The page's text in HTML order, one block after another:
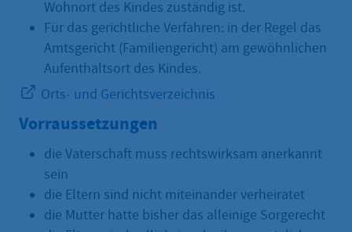
Wohnort des Kindes zuständig ist.
Für das gerichtliche Verfahren: in der Regel das
Amtsgericht (Familiengericht) am gewöhnlichen
Aufenthaltsort des Kindes.
Orts- und Gerichtsverzeichnis
Vorraussetzungen
die Vaterschaft muss rechtswirksam anerkannt
sein
die Eltern sind nicht miteinander verheiratet
die Mutter hatte bisher das alleinige Sorgerecht